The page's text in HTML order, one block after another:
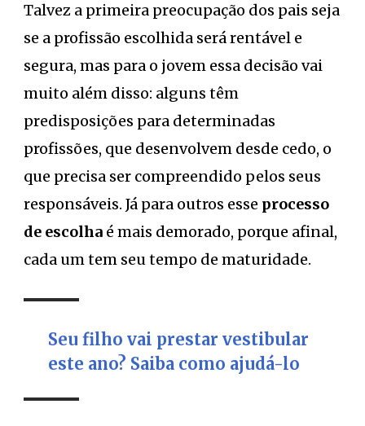
Talvez a primeira preocupação dos pais seja
se a profissão escolhida será rentável e
segura, mas para o jovem essa decisão vai
muito além disso: alguns têm
predisposições para determinadas
profissões, que desenvolvem desde cedo, o
que precisa ser compreendido pelos seus
responsáveis. Já para outros esse processo
de escolha é mais demorado, porque afinal,
cada um tem seu tempo de maturidade.
Seu filho vai prestar vestibular
este ano? Saiba como ajudá-lo